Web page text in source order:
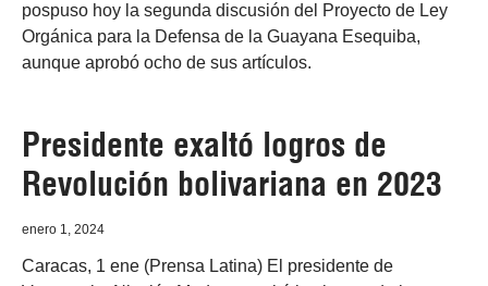
pospuso hoy la segunda discusión del Proyecto de Ley
Orgánica para la Defensa de la Guayana Esequiba,
aunque aprobó ocho de sus artículos.
Presidente exaltó logros de
Revolución bolivariana en 2023
enero 1, 2024
Caracas, 1 ene (Prensa Latina) El presidente de